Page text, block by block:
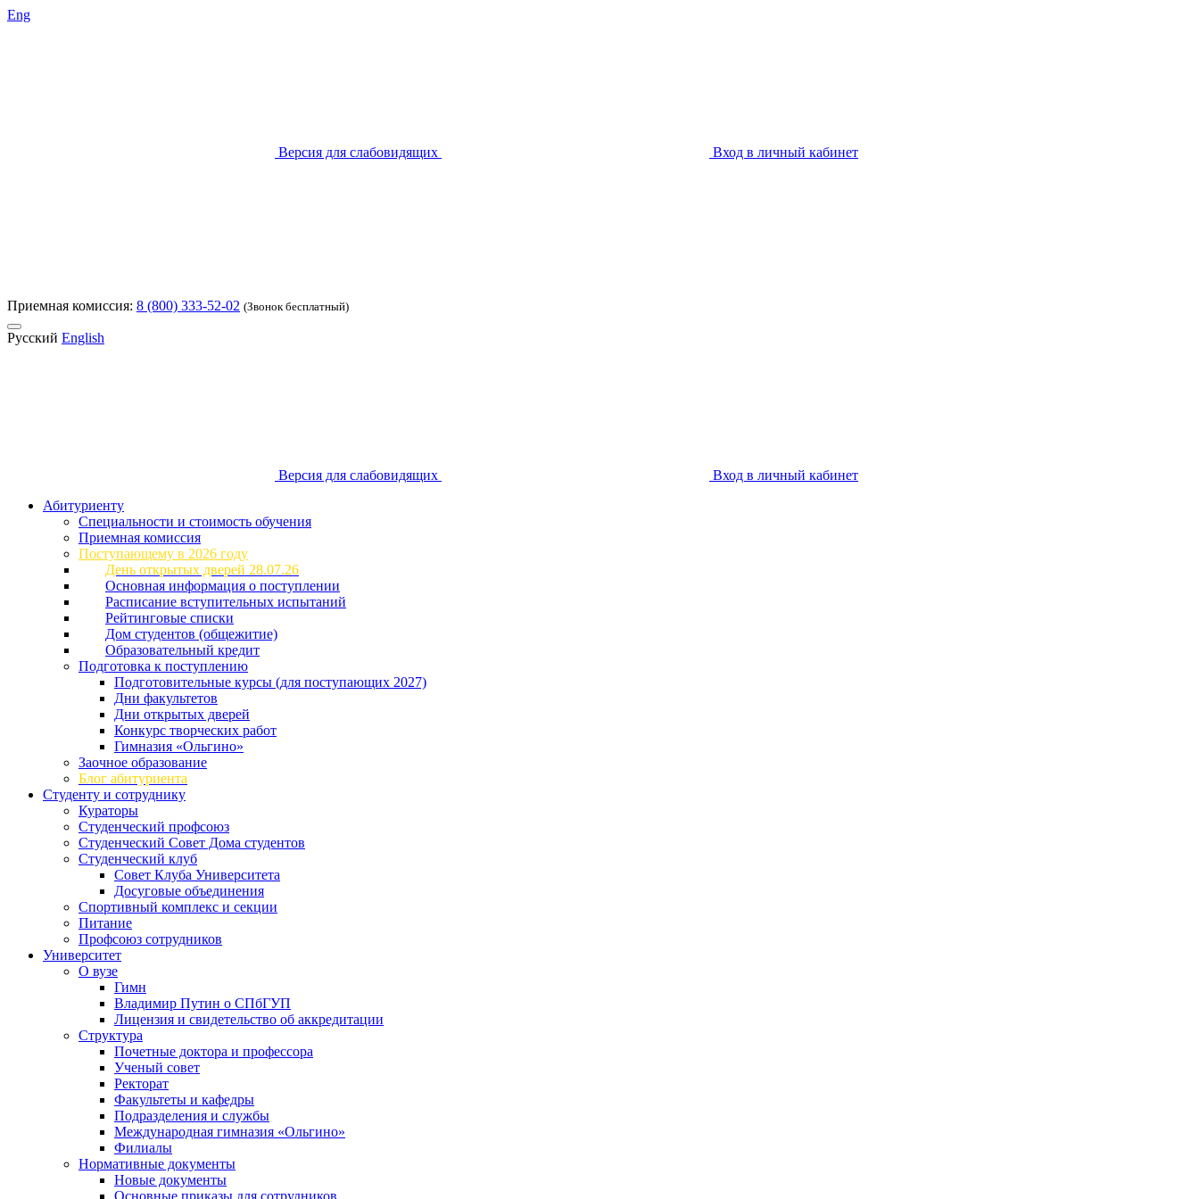
Eng
Версия для слабовидящих Вход в личный кабинет
Приемная комиссия: 8 (800) 333-52-02 (Звонок бесплатный)
Русский English
Версия для слабовидящих
Вход в личный кабинет
Абитуриенту
Специальности и стоимость обучения
Приемная комиссия
Поступающему в 2026 году
День открытых дверей 28.07.26
Основная информация о поступлении
Расписание вступительных испытаний
Рейтинговые списки
Дом студентов (общежитие)
Образовательный кредит
Подготовка к поступлению
Подготовительные курсы (для поступающих 2027)
Дни факультетов
Дни открытых дверей
Конкурс творческих работ
Гимназия «Ольгино»
Заочное образование
Блог абитуриента
Студенту и сотруднику
Кураторы
Студенческий профсоюз
Студенческий Совет Дома студентов
Студенческий клуб
Совет Клуба Университета
Досуговые объединения
Спортивный комплекс и секции
Питание
Профсоюз сотрудников
Университет
О вузе
Гимн
Владимир Путин о СПбГУП
Лицензия и свидетельство об аккредитации
Структура
Почетные доктора и профессора
Ученый совет
Ректорат
Факультеты и кафедры
Подразделения и службы
Международная гимназия «Ольгино»
Филиалы
Нормативные документы
Новые документы
Основные приказы для сотрудников